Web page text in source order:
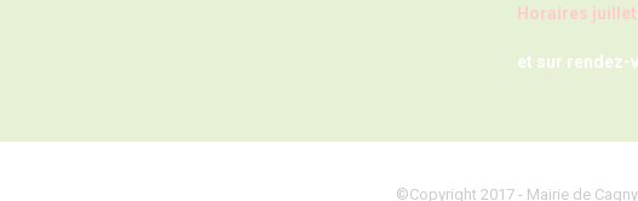
Horaires
et sur rendez-
©Copyright 2017 - Mairie de